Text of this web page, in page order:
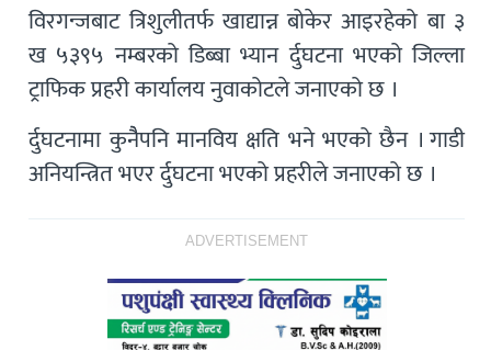
विरगन्जबाट त्रिशुलीतर्फ खाद्यान्न बोकेर आइरहेको बा ३
ख ५३९५ नम्बरको डिब्बा भ्यान र्दुघटना भएको जिल्ला
ट्राफिक प्रहरी कार्यालय नुवाकोटले जनाएको छ ।
र्दुघटनामा कुनैैपनि मानविय क्षति भने भएको छैन । गाडी
अनियन्त्रित भएर र्दुघटना भएको प्रहरीले जनाएको छ ।
ADVERTISEMENT